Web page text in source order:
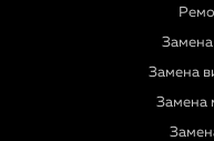
Замена
Замена